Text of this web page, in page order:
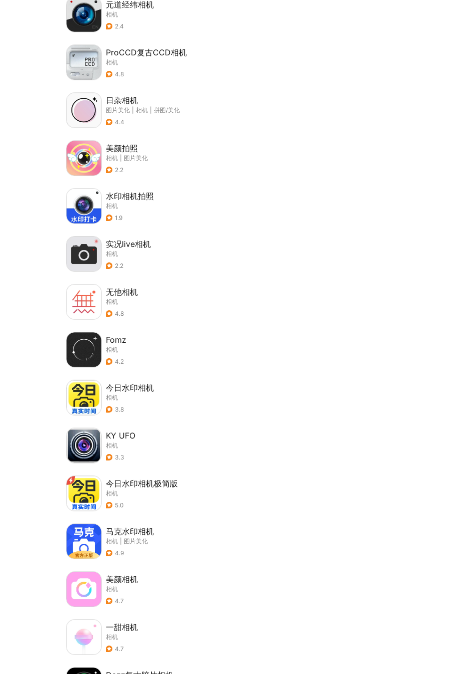
元道经纬相机
相机
2.4
ProCCD复古CCD相机
相机
4.8
日杂相机
图片美化 相机
拼图/美化
4.4
美颜拍照
相机
图片美化
2.2
水印相机拍照
相机
1.9
实况live相机
相机
2.2
无他相机
相机
4.8
Fomz
相机
4.2
今日水印相机
相机
3.8
KY UFO
相机
3.3
今日水印相机极简版
相机
5.0
马克水印相机
相机
图片美化
4.9
美颜相机
相机
4.7
一甜相机
相机
4.7